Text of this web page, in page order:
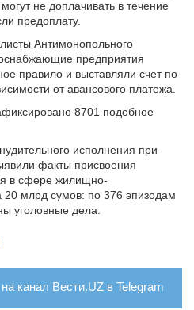
не доплачивать в течение
предоплату.
Антимонопольного
предприятия
правило и выставляли счет по
от авансового платежа.
8701 подобное
исполнения при
факты присвоения
в сфере жилищно-
20 млрд сумов: по 376 эпизодам
уголовные дела.
канал Вести.UZ в Telegram